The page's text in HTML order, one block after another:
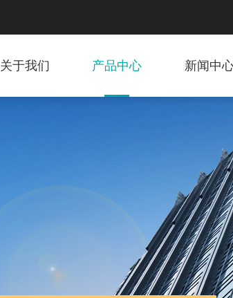
关于我们 产品中心 新闻中